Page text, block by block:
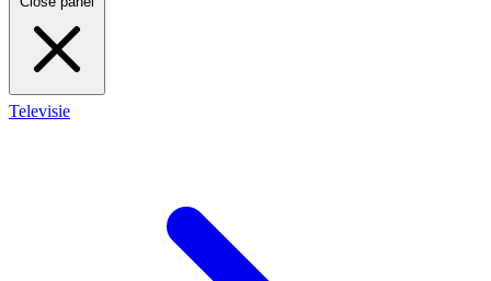
Televisie